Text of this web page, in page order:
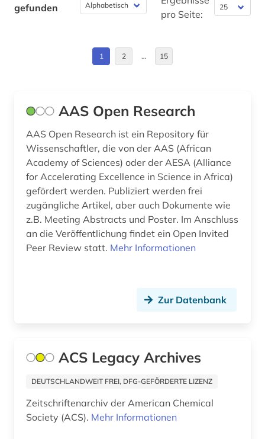
baumschäden (1)
bedecktsamer (1)
bedrohte (1)
bedrohte pflanzen (2)
bedrohte tiere (2)
bergbau (1)
beschaffung (1)
beschränkung (1)
bestäubungsökologie (1)
bibliothekswesen: biologie (1)
gefunden
pro Seite:
1 2 … 15
AAS Open Research
AAS Open Research ist ein Repository für
Wissenschaftler, die von der AAS (African
Academy of Sciences) oder der AESA (Alliance
for Accelerating Excellence in Science in Africa)
gefördert werden. Publiziert werden frei
zugängliche Artikel, aber auch Dokumente wie
z.B. Meeting Abstracts und Poster. Im Anschluss
an die Veröffentlichung findet ein Open Invited
Peer Review statt. Mehr Informationen
Zur Datenbank
ACS Legacy Archives
DEUTSCHLANDWEIT FREI, DFG-GEFÖRDERTE LIZENZ
Zeitschriftenarchiv der American Chemical
Society (ACS). Mehr Informationen